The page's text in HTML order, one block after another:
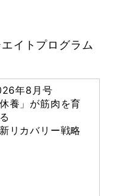
イトプログラム
年8月号
休養」が筋肉を育
リカバリー戦略